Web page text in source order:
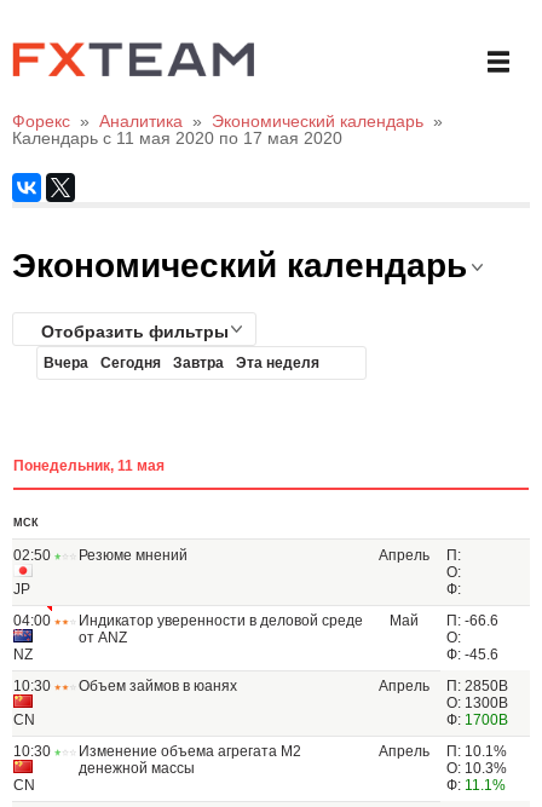
Форекс » Аналитика » Экономический календарь »
Календарь с 11 мая 2020 по 17 мая 2020
Экономический календарь
Отобразить фильтры
Вчера Сегодня Завтра Эта неделя
Понедельник, 11 мая
МСК
02:50
JP
Резюме мнений Апрель
П:
О:
Ф:
04:00
NZ
Индикатор уверенности в деловой среде
от ANZ
Май
П: -66.6
О:
Ф: -45.6
10:30
CN
Объем займов в юанях Апрель
П: 2850B
О: 1300B
Ф: 1700B
10:30
CN
Изменение объема агрегата М2
денежной массы
Апрель
П: 10.1%
О: 10.3%
Ф: 11.1%